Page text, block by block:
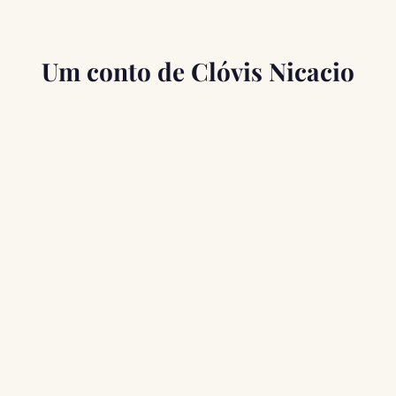
Um conto de Clóvis Nicacio